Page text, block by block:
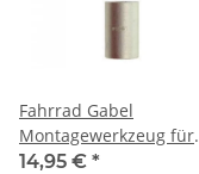
Fahrrad Gabel
Montagewerkzeug für
Ahead-Kralle
14,95 € *